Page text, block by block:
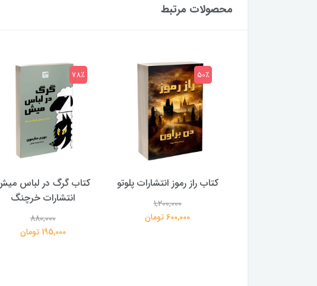
محصولات مرتبط
کتاب راز رموز انتشارات پلوتو
1,200,000
600,000 تومان
50٪
کتاب گرگ در لباس
انتشارات خرچنگ
880,000
195,000 تومان
78٪